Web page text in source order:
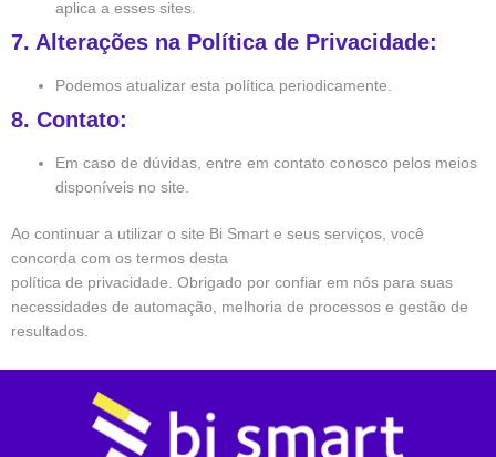
aplica a esses sites.
7. Alterações na Política de Privacidade:
Podemos atualizar esta política periodicamente.
8. Contato:
Em caso de dúvidas, entre em contato conosco pelos meios
disponíveis no site.
Ao continuar a utilizar o site Bi Smart e seus serviços, você
concorda com os termos desta
política de privacidade. Obrigado por confiar em nós para suas
necessidades de automação, melhoria de processos e gestão de
resultados.